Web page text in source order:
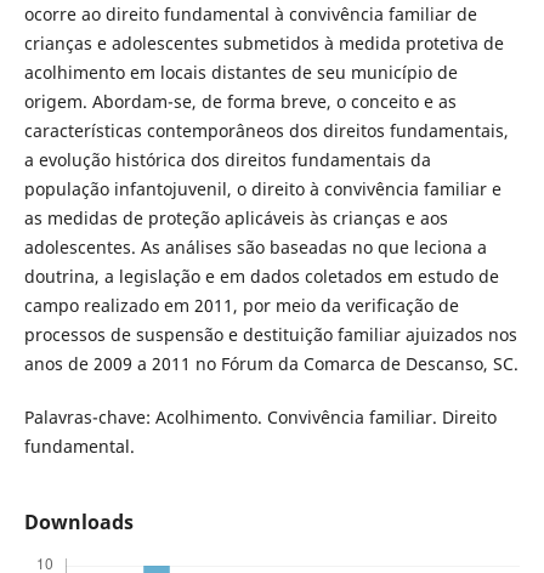
ocorre ao direito fundamental à convivência familiar de
crianças e adolescentes submetidos à medida protetiva de
acolhimento em locais distantes de seu município de
origem. Abordam-se, de forma breve, o conceito e as
características contemporâneos dos direitos fundamentais,
a evolução histórica dos direitos fundamentais da
população infantojuvenil, o direito à convivência familiar e
as medidas de proteção aplicáveis às crianças e aos
adolescentes. As análises são baseadas no que leciona a
doutrina, a legislação e em dados coletados em estudo de
campo realizado em 2011, por meio da verificação de
processos de suspensão e destituição familiar ajuizados nos
anos de 2009 a 2011 no Fórum da Comarca de Descanso, SC.
Palavras-chave: Acolhimento. Convivência familiar. Direito
fundamental.
Downloads